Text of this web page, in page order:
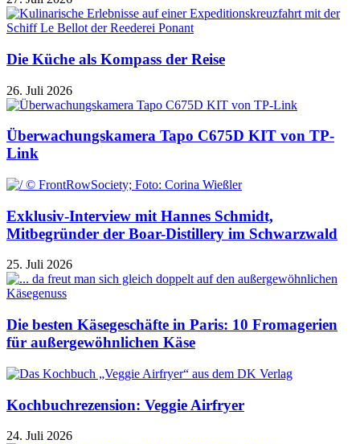
Die Küche als Kompass der Reise
26. Juli 2026
Überwachungskamera Tapo C675D KIT von TP-
Link
Exklusiv-Interview mit Hannes Schmidt,
Mitbegründer der Boar-Distillery im Schwarzwald
25. Juli 2026
Die besten Käsegeschäfte in Paris: 10 Fromagerien
für außergewöhnlichen Käse
Kochbuchrezension: Veggie Airfryer
24. Juli 2026